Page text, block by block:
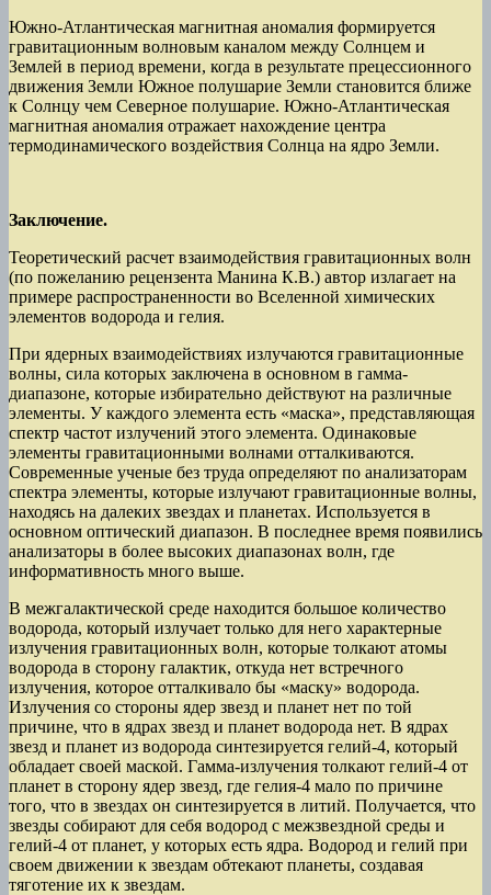
Южно-Атлантическая магнитная аномалия формируется
гравитационным волновым каналом между Солнцем и
Землей в период времени, когда в результате прецессионного
движения Земли Южное полушарие Земли становится ближе
к Солнцу чем Северное полушарие. Южно-Атлантическая
магнитная аномалия отражает нахождение центра
термодинамического воздействия Солнца на ядро Земли.
Заключение.
Теоретический расчет взаимодействия гравитационных волн
(по пожеланию рецензента Манина К.В.) автор излагает на
примере распространенности во Вселенной химических
элементов водорода и гелия.
При ядерных взаимодействиях излучаются гравитационные
волны, сила которых заключена в основном в гамма-
диапазоне, которые избирательно действуют на различные
элементы. У каждого элемента есть «маска», представляющая
спектр частот излучений этого элемента. Одинаковые
элементы гравитационными волнами отталкиваются.
Современные ученые без труда определяют по анализаторам
спектра элементы, которые излучают гравитационные волны,
находясь на далеких звездах и планетах. Используется в
основном оптический диапазон. В последнее время появились
анализаторы в более высоких диапазонах волн, где
информативность много выше.
В межгалактической среде находится большое количество
водорода, который излучает только для него характерные
излучения гравитационных волн, которые толкают атомы
водорода в сторону галактик, откуда нет встречного
излучения, которое отталкивало бы «маску» водорода.
Излучения со стороны ядер звезд и планет нет по той
причине, что в ядрах звезд и планет водорода нет. В ядрах
звезд и планет из водорода синтезируется гелий-4, который
обладает своей маской. Гамма-излучения толкают гелий-4 от
планет в сторону ядер звезд, где гелия-4 мало по причине
того, что в звездах он синтезируется в литий. Получается, что
звезды собирают для себя водород с межзвездной среды и
гелий-4 от планет, у которых есть ядра. Водород и гелий при
своем движении к звездам обтекают планеты, создавая
тяготение их к звездам.